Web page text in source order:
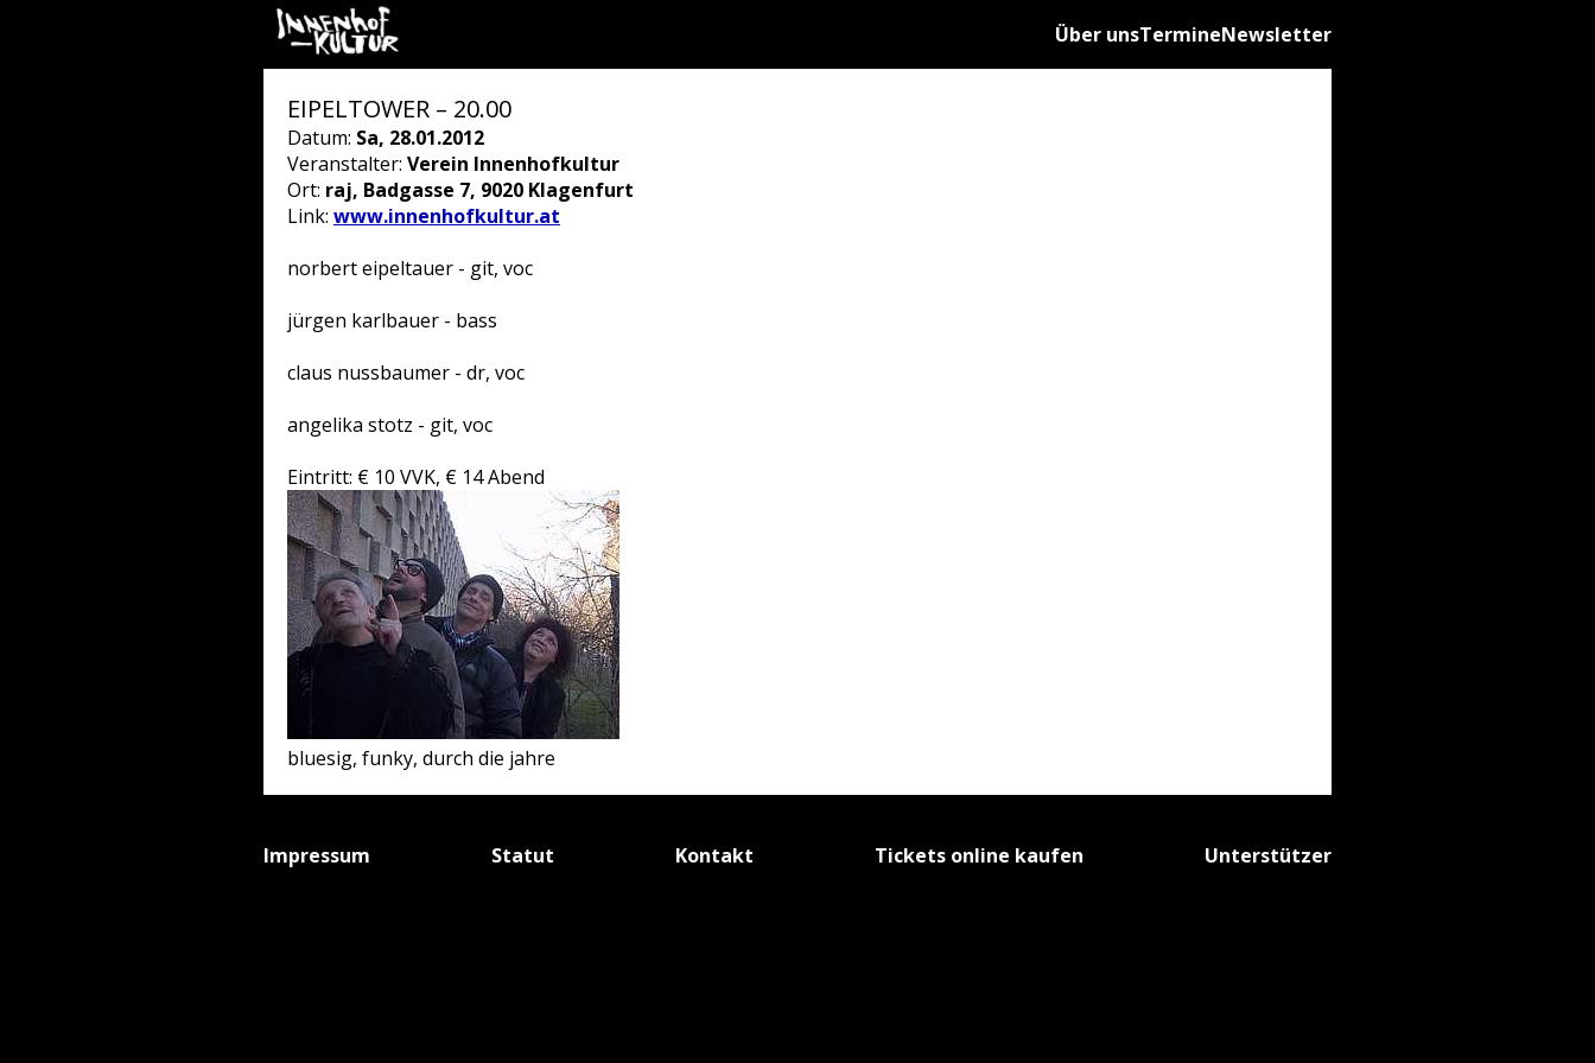
Über unsTermineNewsletter
EIPELTOWER – 20.00
Datum: Sa, 28.01.2012
Veranstalter: Verein Innenhofkultur
Ort: raj, Badgasse 7, 9020 Klagenfurt
Link: www.innenhofkultur.at
norbert eipeltauer - git, voc
jürgen karlbauer - bass
claus nussbaumer - dr, voc
angelika stotz - git, voc
Eintritt: € 10 VVK, € 14 Abend
bluesig, funky, durch die jahre
Impressum Statut Kontakt Tickets online kaufen Unterstützer